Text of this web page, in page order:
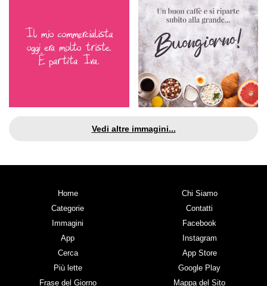
Vedi altre immagini...
Home
Categorie
Immagini
App
Cerca
Più lette
Frase del Giorno
Chi Siamo
Contatti
Facebook
Instagram
App Store
Google Play
Mappa del Sito